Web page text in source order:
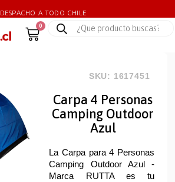
DESPACHO A TODO CHILE
0
SKU: 1617451
Carpa 4 Personas
Camping Outdoor
Azul
La Carpa para 4 Personas
Camping Outdoor Azul -
Marca RUTTA es tu